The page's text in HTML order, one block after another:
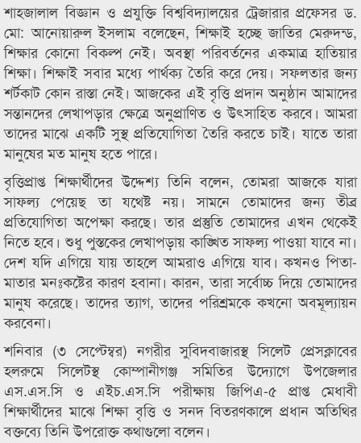
শাহজালাল বিজ্ঞান ও প্রযুক্তি বিশ্ববিদ্যালয়ের ট্রেজারার প্রফেসর ড.
মো: আনোয়ারুল ইসলাম বলেছেন, শিক্ষাই হচ্ছে জাতির মেরুদন্ড,
শিক্ষার কোনো বিকল্প নেই। অবস্থা পরিবর্তনের একমাত্র হাতিয়ার
শিক্ষা। শিক্ষাই সবার মধ্যে পার্থক্য তৈরি করে দেয়। সফলতার জন্য
শর্টকাট কোন রাস্তা নেই। আজকের এই বৃত্তি প্রদান অনুষ্ঠান আমাদের
সন্তানদের লেখাপড়ার ক্ষেত্রে অনুপ্রাণিত ও উৎসাহিত করবে। আমরা
তাদের মাঝে একটি সুস্থ প্রতিযোগিতা তৈরি করতে চাই। যাতে তারা
মানুষের মত মানুষ হতে পারে।
বৃত্তিপ্রাপ্ত শিক্ষার্থীদের উদ্দেশ্য তিনি বলেন, তোমরা আজকে যারা
সাফল্য পেয়েছ তা যথেষ্ট নয়। সামনে তোমাদের জন্য তীব্র
প্রতিযোগিতা অপেক্ষা করছে। তার প্রস্তুতি তোমাদের এখন থেকেই
নিতে হবে। শুধু পুস্তকের লেখাপড়ায় কাঙ্খিত সাফল্য পাওয়া যাবে না।
দেশ যদি এগিয়ে যায় তাহলে আমরাও এগিয়ে যাব। কখনও পিতা-
মাতার মনঃকষ্টের কারণ হবানা। কারন, তারা সর্বোচ্চ দিয়ে তোমাদের
মানুষ করেছে। তাদের ত্যাগ, তাদের পরিশ্রমকে কখনো অবমূল্যায়ন
করবেনা।
শনিবার (৩ সেপ্টেম্বর) নগরীর সুবিদবাজারস্থ সিলেট প্রেসক্লাবের
হলরুমে সিলেটস্থ কোম্পানীগঞ্জ সমিতির উদ্যোগে উপজেলার
এস.এস.সি ও এইচ.এস.সি পরীক্ষায় জিপিএ-৫ প্রাপ্ত মেধাবী
শিক্ষার্থীদের মাঝে শিক্ষা বৃত্তি ও সনদ বিতরণকালে প্রধান অতিথির
বক্তব্যে তিনি উপরোক্ত কথাগুলো বলেন।